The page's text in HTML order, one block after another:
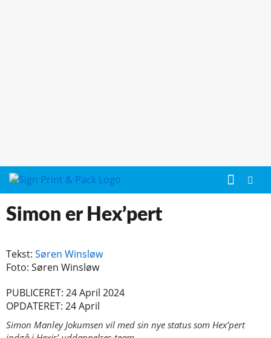
Simon er Hex’pert
Tekst: Søren Winsløw
Foto: Søren Winsløw
PUBLICERET: 24 April 2024
OPDATERET: 24 April
Simon Manley Jokumsen vil med sin nye status som Hex’pert